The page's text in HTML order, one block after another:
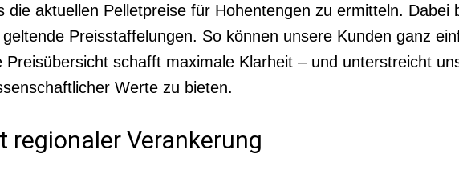
die aktuellen Pelletpreise für Hohentengen zu ermitteln.
Preisstaffelungen. So können unsere Kunden ganz
schafft maximale Klarheit – und unterstreicht
Werte zu bieten.
regionaler Verankerung